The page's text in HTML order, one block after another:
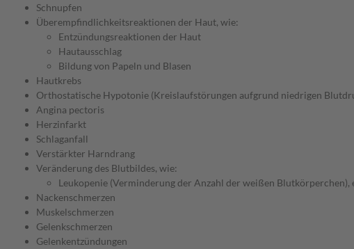
Schnupfen
Überempfindlichkeitsreaktionen der Haut, wie:
Entzündungsreaktionen der Haut
Hautausschlag
Bildung von Papeln und Blasen
Hautkrebs
Orthostatische Hypotonie (Kreislaufstörungen aufgrund niedrigen
Angina pectoris
Herzinfarkt
Schlaganfall
Verstärkter Harndrang
Veränderung des Blutbildes, wie:
Leukopenie (Verminderung der Anzahl der weißen
Nackenschmerzen
Muskelschmerzen
Gelenkschmerzen
Gelenkentzündungen